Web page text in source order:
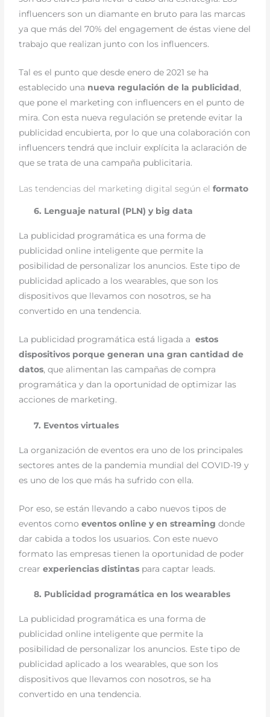
influencers son un diamante en bruto para las marcas
ya que más del 70% del engagement de éstas viene del
trabajo que realizan junto con los influencers.
Tal es el punto que desde enero de 2021 se ha
establecido una nueva regulación de la publicidad,
que pone el marketing con influencers en el punto de
mira. Con esta nueva regulación se pretende evitar la
publicidad encubierta, por lo que una colaboración con
influencers tendrá que incluir explícita la aclaración de
que se trata de una campaña publicitaria.
Las tendencias del marketing digital según elformato
6. Lenguaje natural (PLN) y big data
La publicidad programática es una forma de
publicidad online inteligente que permite la
posibilidad de personalizar los anuncios. Este tipo de
publicidad aplicado a los wearables, que son los
dispositivos que llevamos con nosotros, se ha
convertido en una tendencia.
La publicidad programática está ligada aestos
dispositivos porque generan una gran cantidad de
datos, que alimentan las campañas de compra
programática y dan la oportunidad de optimizar las
acciones de marketing.
7. Eventos virtuales
La organización de eventos era uno de los principales
sectores antes de la pandemia mundial del COVID-19 y
es uno de los que más ha sufrido con ella.
Por eso, se están llevando a cabo nuevos tipos de
eventos comoeventos online y en streaming donde
dar cabida a todos los usuarios. Con este nuevo
formato las empresas tienen la oportunidad de poder
crearexperiencias distintas para captar leads.
8. Publicidad programática en los wearables
La publicidad programática es una forma de
publicidad online inteligente que permite la
posibilidad de personalizar los anuncios. Este tipo de
publicidad aplicado a los wearables, que son los
dispositivos que llevamos con nosotros, se ha
convertido en una tendencia.